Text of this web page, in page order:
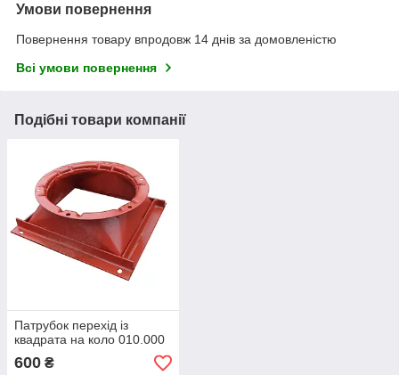
Умови повернення
Повернення товару впродовж 14 днів за домовленістю
Всі умови повернення
Подібні товари компанії
Патрубок перехід із
квадрата на коло 010.000
600 ₴